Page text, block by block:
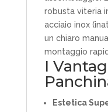
robusta viteria
acciaio inox
un chiaro
montaggio
I
Estetica